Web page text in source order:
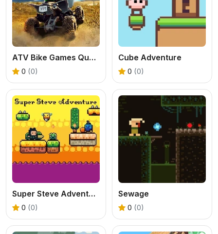
ATV Bike Games Quad Offroad
0 (0)
Cube Adventure
0 (0)
Super Steve Adventure
0 (0)
Sewage
0 (0)